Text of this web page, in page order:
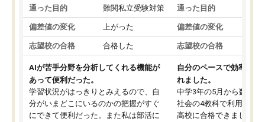
通った目的 難関私立受験対策
偏差値の変化 上がった
志望校の合格 合格した
AIが苦手分野を分析してくれる機能が
あって便利だった。
学習状況がはっきりとみえるので、自
分がいまどこにいるのかの把握がすぐ
にできて便利だった。また私は部活に
通った目的
偏差値の変化
志望校の合格
自分のペースで効率よく
れました。
中学3年の5月から数学・
社会の4教科で利用し、
高校に合格できました。